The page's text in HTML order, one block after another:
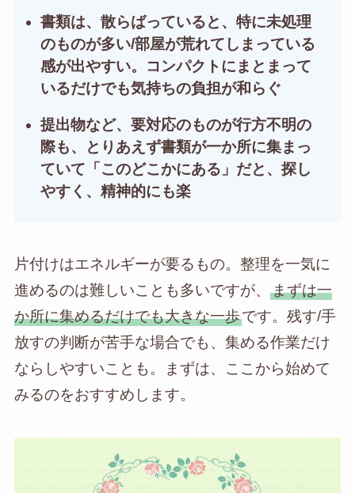
書類は、散らばっていると、特に未処理
のものが多い/部屋が荒れてしまっている
感が出やすい。コンパクトにまとまって
いるだけでも気持ちの負担が和らぐ
提出物など、要対応のものが行方不明の
際も、とりあえず書類が一か所に集まっ
ていて「このどこかにある」だと、探し
やすく、精神的にも楽
片付けはエネルギーが要るもの。整理を一気に
進めるのは難しいことも多いですが、 まずは一
か所に集めるだけでも大きな一歩です。残す/手
放すの判断が苦手な場合でも、集める作業だけ
ならしやすいことも。まずは、ここから始めて
みるのをおすすめします。